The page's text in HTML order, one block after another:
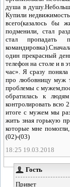
душа в
Купили
всего(казалось бы
подменили, стал
стал пропадать
один прекрасный
телефон на столе и
час». Я сразу
про любовницу муж
проблемы с
обратилась к
контролировать всю
итоге с мужем мы
жить зная горькую
которые мне
(02)-(03)
18:25 19.03.2018
Гость
Привет